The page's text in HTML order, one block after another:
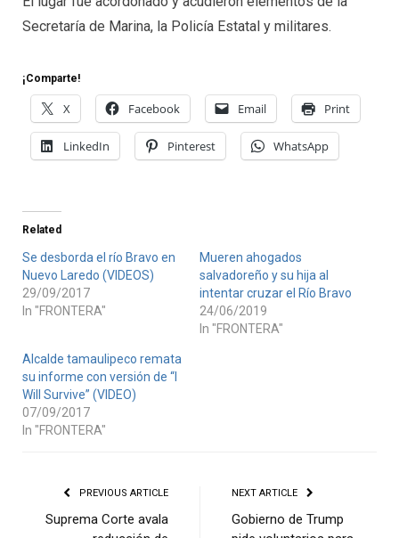
Secretaría de Marina, la Policía Estatal y militares.
¡Comparte!
X Facebook Email Print
LinkedIn Pinterest WhatsApp
Related
Se desborda el río Bravo en
Nuevo Laredo (VIDEOS)
29/09/2017
In "FRONTERA"
Mueren ahogados
salvadoreño y su hija al
intentar cruzar el Río Bravo
24/06/2019
In "FRONTERA"
Alcalde tamaulipeco remata
su informe con versión de “I
Will Survive” (VIDEO)
07/09/2017
In "FRONTERA"
PREVIOUS ARTICLE
Suprema Corte avala
NEXT ARTICLE
Gobierno de Trump